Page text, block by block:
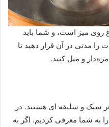
میز است، و شما باید
مدتی در آن قرار دهید تا
و میل کنید.
سبک و سلیقه ای هستند. در
به شما معرفی کردیم. اگر به